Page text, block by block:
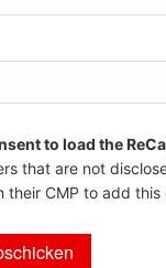
to load the
that are not
their CMP to add